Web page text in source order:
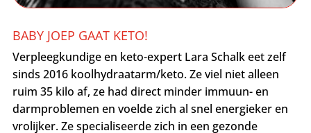
BABY JOEP GAAT KETO!
Verpleegkundige en keto-expert Lara Schalk eet zelf
sinds 2016 koolhydraatarm/keto. Ze viel niet alleen
ruim 35 kilo af, ze had direct minder immuun- en
darmproblemen en voelde zich al snel energieker en
vrolijker. Ze specialiseerde zich in een gezonde